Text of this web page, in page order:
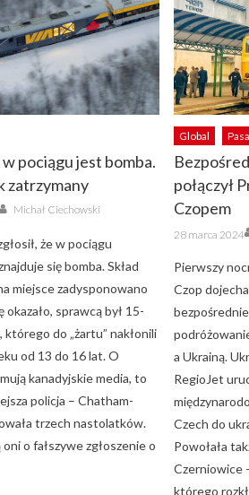
w pociągu jest bomba.
zatrzymany
Author
Michał Ciechowski
że w pociągu
się bomba. Skład
miejsce zadysponowano
okazało, sprawcą był 15-
którego do „żartu” nakłonili
od 13 do 16 lat. O
kanadyjskie media, to
policja – Chatham-
trzech nastolatków.
o fałszywe zgłoszenie o
Global
połączył
Czopem
Posted
on
28 marca 2024
Pierwszy
Czop
a Ukrainą.
RegioJet
Czech do
Powołała
Czerniowice
którego